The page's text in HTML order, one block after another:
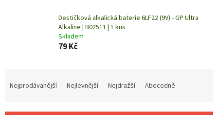
Destičková alkalická baterie 6LF22 (9V) - GP Ultra
Alkaline | B02511 | 1 kus
Skladem
79 Kč
Nejprodávanější Nejlevnější Nejdražší Abecedně